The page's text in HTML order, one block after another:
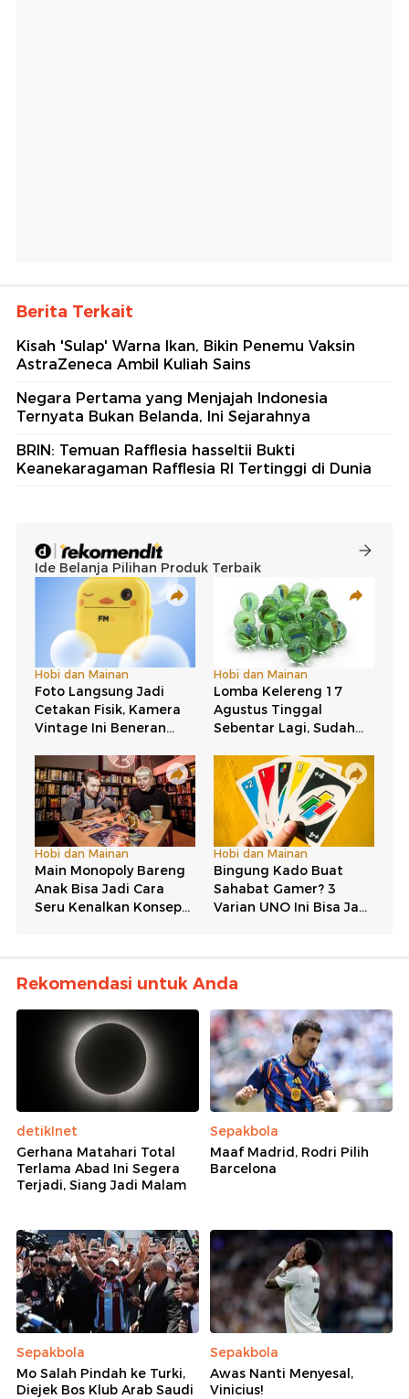
Berita Terkait
Kisah 'Sulap' Warna Ikan, Bikin Penemu Vaksin
AstraZeneca Ambil Kuliah Sains
Negara Pertama yang Menjajah Indonesia
Ternyata Bukan Belanda, Ini Sejarahnya
BRIN: Temuan Rafflesia hasseltii Bukti
Keanekaragaman Rafflesia RI Tertinggi di Dunia
Rekomendasi untuk Anda
detikInet
Gerhana Matahari Total
Terlama Abad Ini Segera
Terjadi, Siang Jadi Malam
Sepakbola
Maaf Madrid, Rodri Pilih
Barcelona
Sepakbola
Mo Salah Pindah ke Turki,
Diejek Bos Klub Arab Saudi
Sepakbola
Awas Nanti Menyesal,
Vinicius!